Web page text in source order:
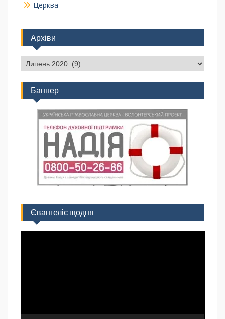
Церква
Архіви
Баннер
Євангеліє щодня